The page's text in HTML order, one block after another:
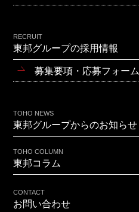
RECRUIT
東邦グループの採用情報
募集要項・応募フォーム
TOHO NEWS
東邦グループからのお知らせ
TOHO COLUMN
東邦コラム
CONTACT
お問い合わせ